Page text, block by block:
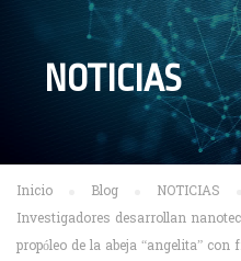
NOTICIAS
Inicio Blog
NOTICIAS
Investigadores desarrollan
propóleo de la abeja “angelita” con